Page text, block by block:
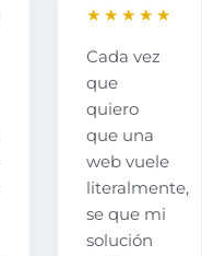
★★★★★
Cada vez
que
quiero
que una
web vuele
literalmente,
se que mi
solución